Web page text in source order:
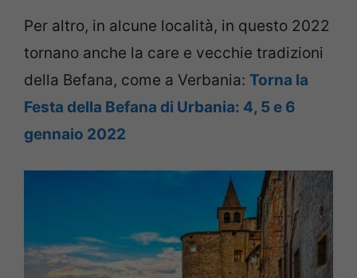
Per altro, in alcune località, in questo 2022
tornano anche la care e vecchie tradizioni
della Befana, come a Verbania: Torna la
Festa della Befana di Urbania: 4, 5 e 6
gennaio 2022